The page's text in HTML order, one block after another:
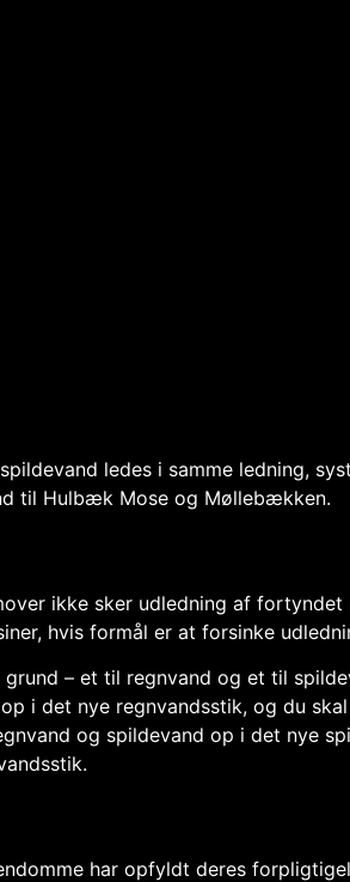
ledes i samme ledning,
til Hulbæk Mose og Møllebækken.
ikke sker udledning af
hvis formål er at forsinke
– et til regnvand og et til
i det nye regnvandsstik, og du
og spildevand op i det nye
har opfyldt deres